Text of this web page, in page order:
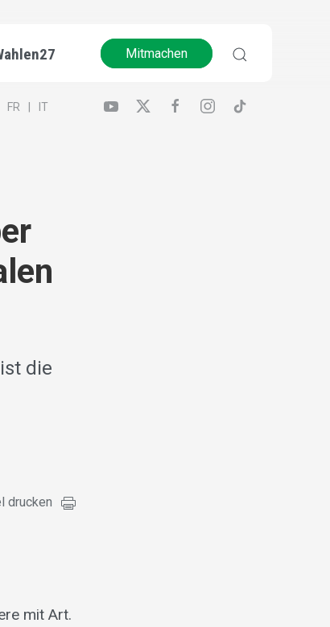
Mitmachen
FR IT
die
drucken
mit Art.